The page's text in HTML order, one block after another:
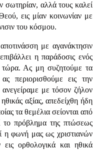
σωτηρίαν, αλλά τους καλεί
εις μίαν κοινωνίαν με
του κόσμου.
με αγανάκτησιν
η παράδοσις ενός
τώρα. Ας μη συζητούμε τα
περιορισθούμε εις την
με τόσον ζήλον
αξίας, απεδείχθη ήδη
τα θεμέλια σείονται από
το πρόβλημα της πτώσεως
η φωνή μας ως χριστιανών
ορθολογικά και ηθικά